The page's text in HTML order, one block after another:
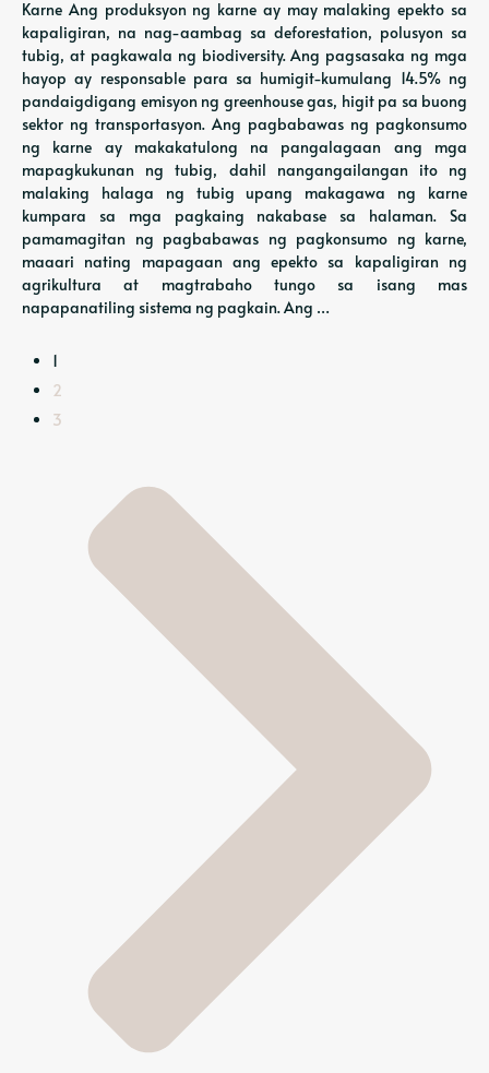
Karne Ang produksyon ng karne ay may malaking epekto sa
kapaligiran, na nag-aambag sa deforestation, polusyon sa
tubig, at pagkawala ng biodiversity. Ang pagsasaka ng mga
hayop ay responsable para sa humigit-kumulang 14.5% ng
pandaigdigang emisyon ng greenhouse gas, higit pa sa buong
sektor ng transportasyon. Ang pagbabawas ng pagkonsumo
ng karne ay makakatulong na pangalagaan ang mga
mapagkukunan ng tubig, dahil nangangailangan ito ng
malaking halaga ng tubig upang makagawa ng karne
kumpara sa mga pagkaing nakabase sa halaman. Sa
pamamagitan ng pagbabawas ng pagkonsumo ng karne,
maaari nating mapagaan ang epekto sa kapaligiran ng
agrikultura at magtrabaho tungo sa isang mas
napapanatiling sistema ng pagkain. Ang …
1
2
3